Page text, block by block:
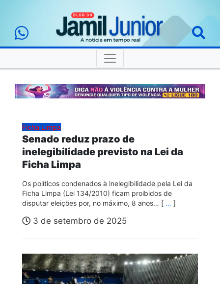
Ficha Limpa
Senado reduz prazo de
inelegibilidade previsto na Lei da
Ficha Limpa
Os políticos condenados à inelegibilidade pela Lei da
Ficha Limpa (Lei 134/2010) ficam proibidos de
disputar eleições por, no máximo, 8 anos… [ … ]
3 de setembro de 2025